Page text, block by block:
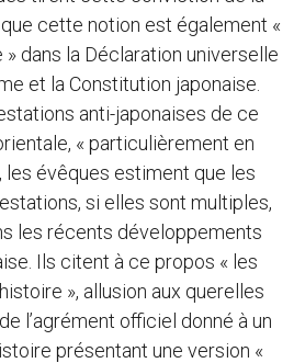
cette notion est également «
dans la Déclaration universelle
et la Constitution japonaise.
anti-japonaises de ce
« particulièrement en
les évêques estiment que les
si elles sont multiples,
les récents développements
Ils citent à ce propos « les
», allusion aux querelles
l’agrément officiel donné à un
présentant une version «